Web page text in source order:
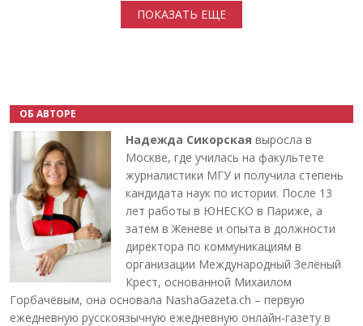
ПОКАЗАТЬ ЕЩЕ
ОБ АВТОРЕ
Надежда Сикорская выросла в
Москве, где училась на факультете
журналистики МГУ и получила степень
кандидата наук по истории. После 13
лет работы в ЮНЕСКО в Париже, а
затем в Женеве и опыта в должности
директора по коммуникациям в
организации Международный Зелёный
Крест, основанной Михаилом
Горбачёвым, она основала NashaGazeta.ch – первую
ежедневную русскоязычную ежедневную онлайн-газету в